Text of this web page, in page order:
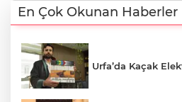
En Çok Okunan Haberler
Urfa’da Kaçak